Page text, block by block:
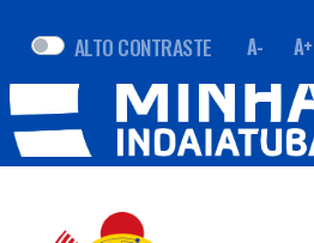
ALTO CONTRASTE A- A+